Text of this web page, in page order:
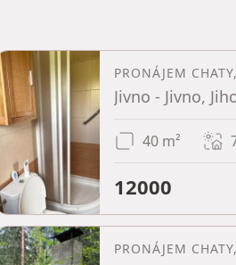
PRONÁJEM
Jivno - Jivno,
40 m²
12000
PRONÁJEM